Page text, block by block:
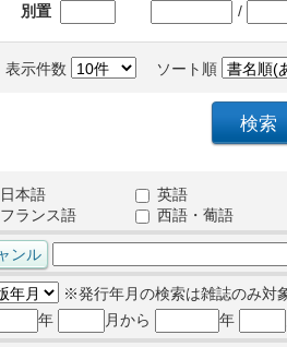
別置 /
表示件数 ソート順
日本語
英語
フランス語
西語・葡語
※発行年月の検索は雑誌のみ対
年
月から 年